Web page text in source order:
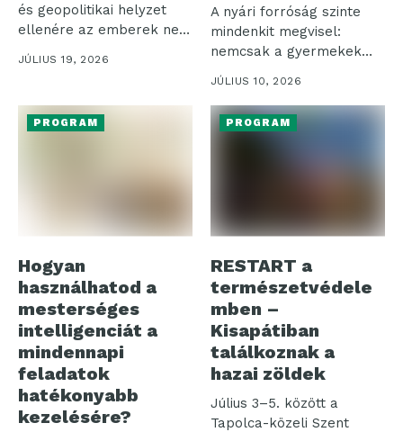
és geopolitikai helyzet
ellenére az emberek nem
mondanak le...
JÚLIUS 19, 2026
A nyári forróság szinte
mindenkit megvisel:
nemcsak a gyermekek
válnak nyűgösebbé az...
JÚLIUS 10, 2026
PROGRAM
Hogyan
használhatod a
mesterséges
intelligenciát a
mindennapi
feladatok
hatékonyabb
kezelésére?
PROGRAM
RESTART a
természetvédele
mben –
Kisapátiban
találkoznak a
hazai zöldek
Július 3–5. között a
Tapolca-közeli Szent